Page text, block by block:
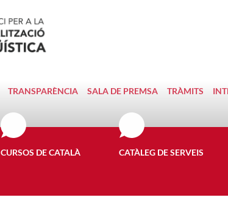
TRANSPARÈNCIA SALA DE PREMSA TRÀMITS
CURSOS DE CATALÀ CATÀLEG DE SERVEIS